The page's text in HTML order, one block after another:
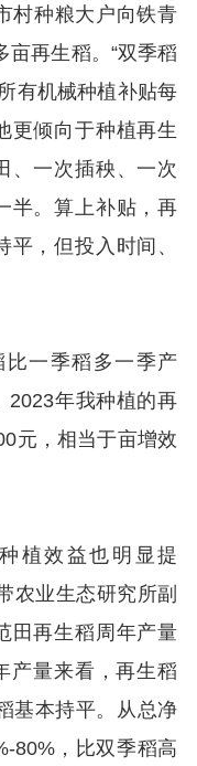
村种粮大户向铁青
亩再生稻。“双季稻
有机械种植补贴每
更倾向于种植再生
、一次插秧、一次
半。算上补贴，再
，但投入时间、
比一季稻多一季产
2023年我种植的再
元，相当于亩增效
植效益也明显提
农业生态研究所副
田再生稻周年产量
产量来看，再生稻
基本持平。从总净
80%，比双季稻高